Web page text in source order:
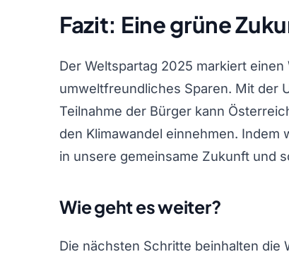
Fazit: Eine grüne
Der Weltspartag 2025 markiert
umweltfreundliches Sparen. Mit der
Teilnahme der Bürger kann
den Klimawandel einnehmen.
in unsere gemeinsame Zukunft und
Wie geht es weiter?
Die nächsten Schritte beinhalten die